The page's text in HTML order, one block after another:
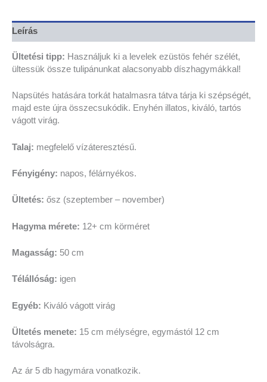
Leírás
Ültetési tipp: Használjuk ki a levelek ezüstös fehér szélét,
ültessük össze tulipánunkat alacsonyabb díszhagymákkal!
Napsütés hatására torkát hatalmasra tátva tárja ki szépségét,
majd este újra összecsukódik. Enyhén illatos, kiváló, tartós
vágott virág.
Talaj: megfelelő vízáteresztésű.
Fényigény: napos, félárnyékos.
Ültetés: ősz (szeptember – november)
Hagyma mérete: 12+ cm körméret
Magasság: 50 cm
Télállóság: igen
Egyéb: Kiváló vágott virág
Ültetés menete: 15 cm mélységre, egymástól 12 cm
távolságra.
Az ár 5 db hagymára vonatkozik.